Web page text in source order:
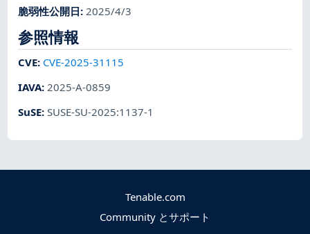
脆弱性公開日: 2025/4/3
参照情報
CVE: CVE-2025-31115
IAVA:2025-A-0859
SuSE:SUSE-SU-2025:1137-1
Tenable.com
Community とサポート